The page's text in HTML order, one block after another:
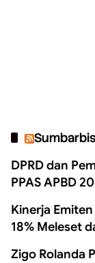
DPRD dan
PPAS APBD
Kinerja
18% Meleset
Zigo Rolanda